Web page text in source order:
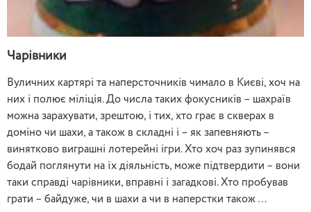
Чарівники
Вуличних картярі та наперсточників чимало в Києві, хоч на
них і полює міліція. До числа таких фокусників – шахраїв
можна зарахувати, зрештою, і тих, хто грає в скверах в
доміно чи шахи, а також в складні і – як запевняють –
винятково виграшні лотерейні ігри. Хто хоч раз зупинявся
бодай поглянути на їх діяльність, може підтвердити – вони
таки справді чарівники, вправні і загадкові. Хто пробував
грати – байдуже, чи в шахи а чи в наперстки також …